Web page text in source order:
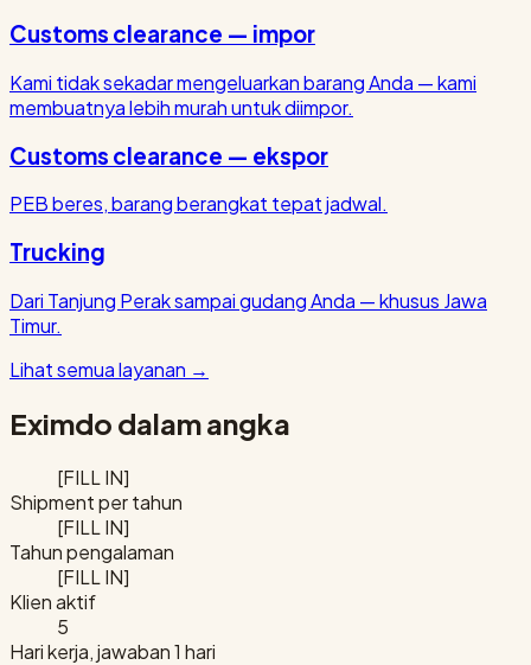
Customs clearance — impor
Kami tidak sekadar mengeluarkan barang Anda — kami
membuatnya lebih murah untuk diimpor.
Customs clearance — ekspor
PEB beres, barang berangkat tepat jadwal.
Trucking
Dari Tanjung Perak sampai gudang Anda — khusus Jawa
Timur.
Lihat semua layanan →
Eximdo dalam angka
[FILL IN]
Shipment per tahun
[FILL IN]
Tahun pengalaman
[FILL IN]
Klien aktif
5
Hari kerja, jawaban 1 hari